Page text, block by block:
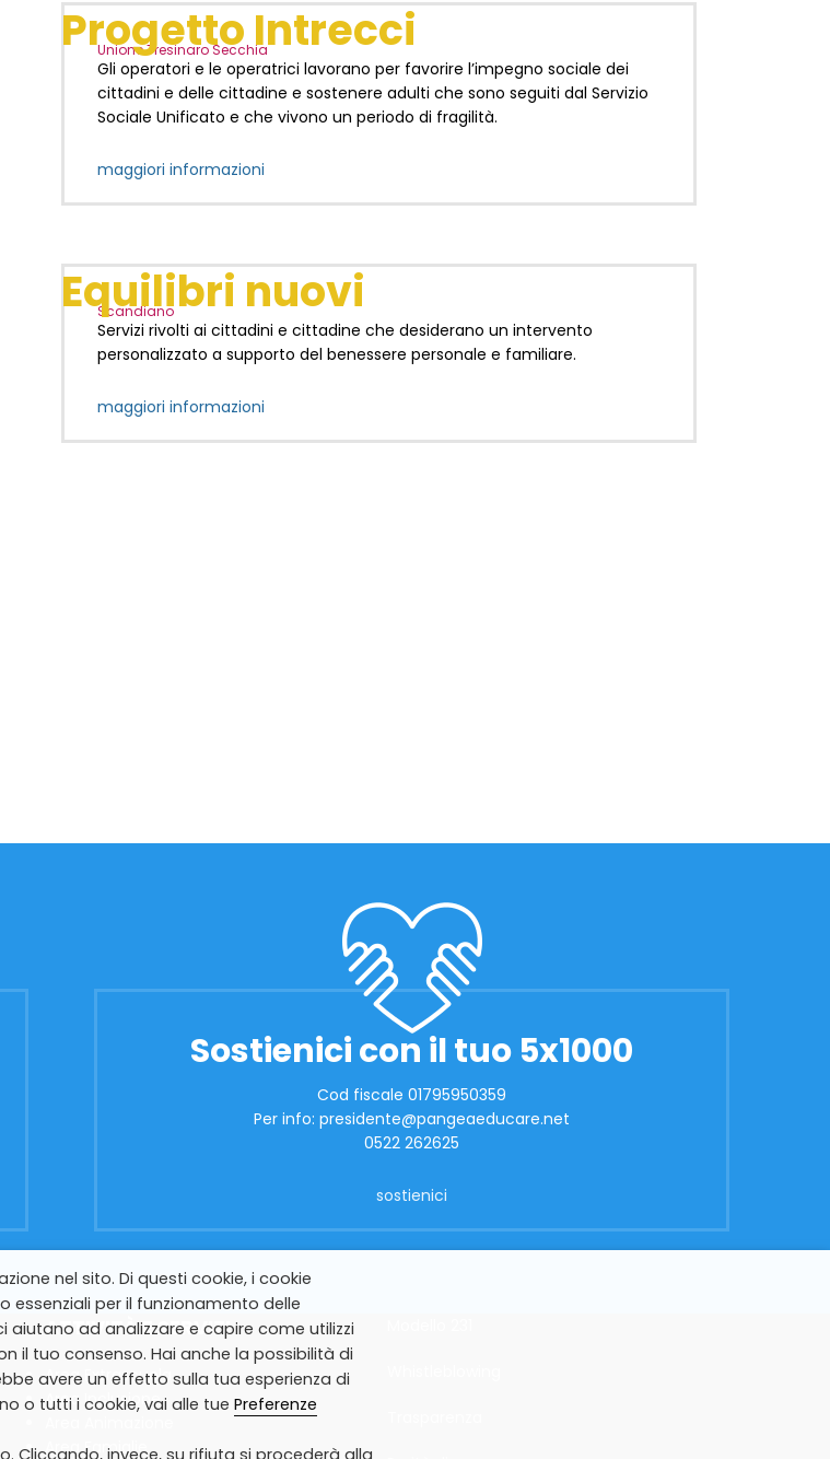
Progetto Intrecci
Unione Tresinaro Secchia
Gli operatori e le operatrici lavorano per favorire l’impegno sociale dei
cittadini e delle cittadine e sostenere adulti che sono seguiti dal Servizio
Sociale Unificato e che vivono un periodo di fragilità.
maggiori informazioni
Equilibri nuovi
Scandiano
Servizi rivolti ai cittadini e cittadine che desiderano un intervento
personalizzato a supporto del benessere personale e familiare.
maggiori informazioni
Sostienici con il tuo 5x1000
Cod fiscale 01795950359
Per info: presidente@pangeaeducare.net
0522 262625
sostienici
ATTIVITÀ E SERVIZI
Area Extrascuola
Area Inclusione
Area Famiglie
nel sito. Di questi cookie, i cookie
per il funzionamento delle
aiutano ad analizzare e capire come utilizzi
il tuo consenso. Hai anche la possibilità di
avere un effetto sulla tua esperienza di
o tutti i cookie, vai alle tue Preferenze
Cliccando, invece, su rifiuta si procederà alla